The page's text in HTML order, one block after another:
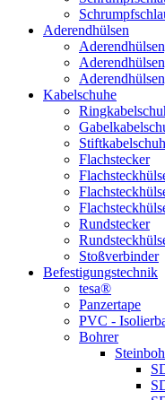
Aderendhülsen
Kabelschuhe
Flachstecker
Rundstecker
Stoßverbinder
Befestigungstechnik
tesa®
Panzertape
PVC -
Bohrer